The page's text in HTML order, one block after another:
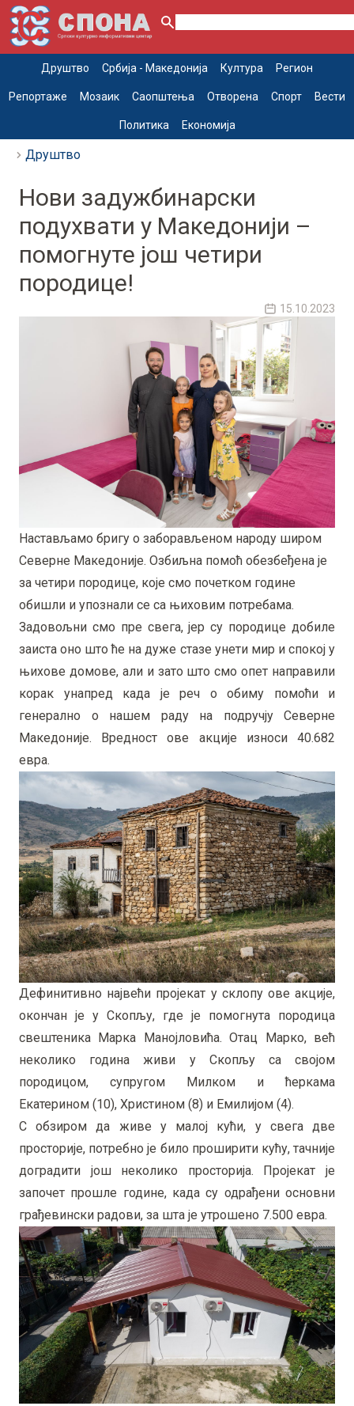
Друштво Србија - Македонија Култура Регион
Репортаже Мозаик Саопштења Отворена Спорт Вести
Политика Економија
Друштво
Нови задужбинарски
подухвати у Македонији –
помогнуте још четири
породице!
15.10.2023
Настављамо бригу о заборављеном народу широм
Северне Македоније. Озбиљна помоћ обезбеђена је
за четири породице, које смо почетком године
обишли и упознали се са њиховим потребама.
Задовољни смо пре свега, јер су породице добиле
заиста оно што ће на дуже стазе унети мир и спокој у
њихове домове, али и зато што смо опет направили
корак унапред када је реч о обиму помоћи и
генерално о нашем раду на подручју Северне
Македоније. Вредност ове акције износи 40.682
евра.
Дефинитивно највећи пројекат у склопу ове акције,
окончан је у Скопљу, где је помогнута породица
свештеника Марка Манојловића. Отац Марко, већ
неколико година живи у Скопљу са својом
породицом, супругом Милком и ћеркама
Екатерином (10), Христином (8) и Емилијом (4).
С обзиром да живе у малој кући, у свега две
просторије, потребно је било проширити кућу, тачније
доградити још неколико просторија. Пројекат је
започет прошле године, када су одрађени основни
грађевински радови, за шта је утрошено 7.500 евра.